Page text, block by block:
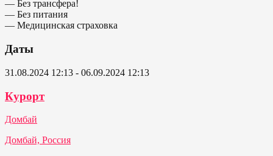
— Без трансфера!
— Без питания
— Медицинская страховка
Даты
31.08.2024 12:13 - 06.09.2024 12:13
Курорт
Домбай
Домбай, Россия